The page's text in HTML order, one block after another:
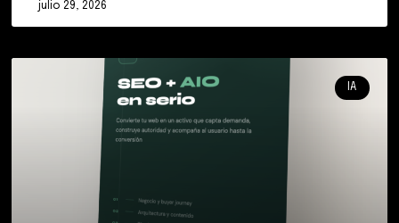
julio 29, 2026
IA